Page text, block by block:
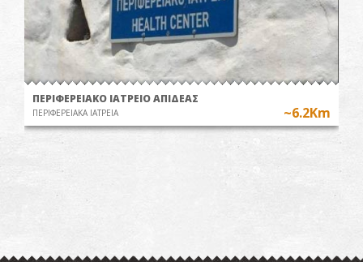
ΠΕΡΙΦΕΡΕΙΑΚΟ ΙΑΤΡΕΙΟ ΑΠΙΔΕΑΣ
ΠΕΡΙΦΕΡΕΙΑΚΑ ΙΑΤΡΕΙΑ ~6.2Km